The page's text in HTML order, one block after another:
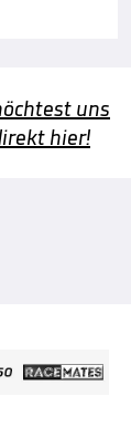
uns
hier!